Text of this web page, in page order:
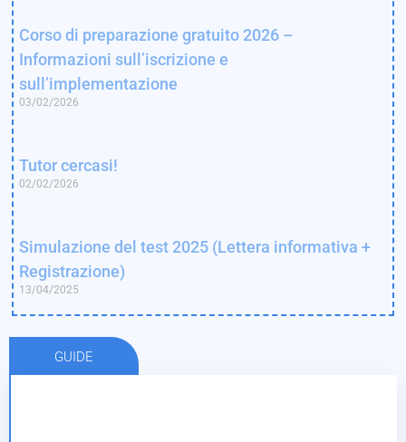
Corso di preparazione gratuito 2026 –
Informazioni sull’iscrizione e
sull’implementazione
03/02/2026
Tutor cercasi!
02/02/2026
Simulazione del test 2025 (Lettera informativa +
Registrazione)
13/04/2025
GUIDE